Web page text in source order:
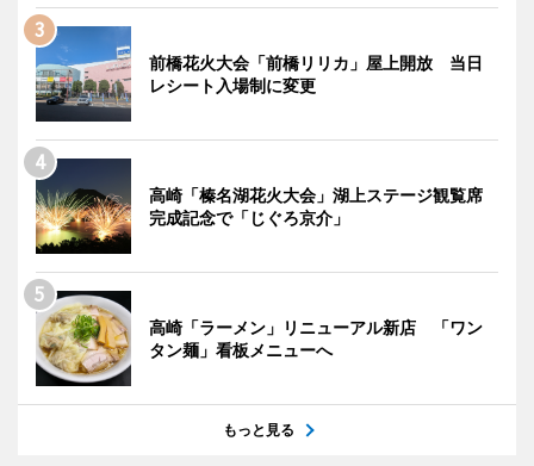
前橋花火大会「前橋リリカ」屋上開放 当日
レシート入場制に変更
高崎「榛名湖花火大会」湖上ステージ観覧席
完成記念で「じぐろ京介」
高崎「ラーメン」リニューアル新店 「ワン
タン麺」看板メニューへ
もっと見る